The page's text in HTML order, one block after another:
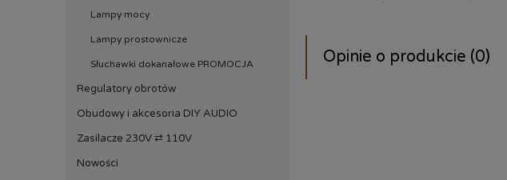
Lampy mocy
Lampy prostownicze
Słuchawki dokanałowe PROMOCJA
Regulatory obrotów
Obudowy i akcesoria DIY AUDIO
Zasilacze 230V ⇄ 110V
Nowości
Opinie o produkcie (0)